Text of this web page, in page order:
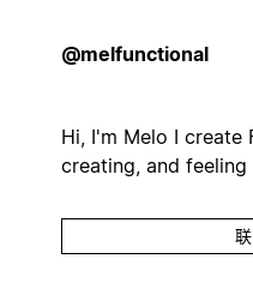
@melfunctional
Hi, I'm Melo I create
creating, and feeling